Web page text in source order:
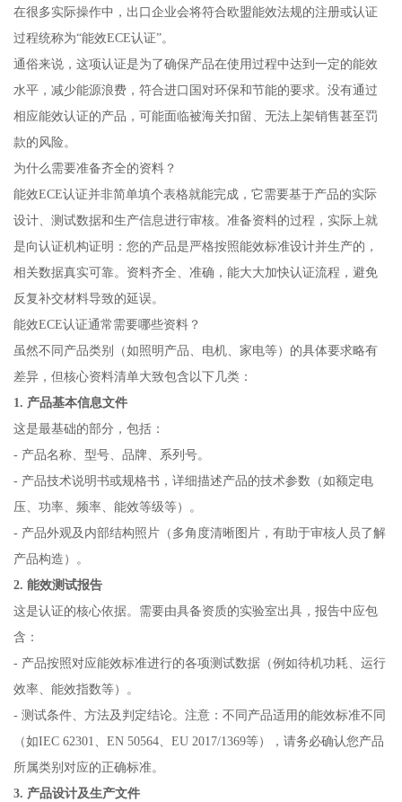
在很多实际操作中，出口企业会将符合欧盟能效法规的注册或认证
过程统称为“能效ECE认证”。
通俗来说，这项认证是为了确保产品在使用过程中达到一定的能效
水平，减少能源浪费，符合进口国对环保和节能的要求。没有通过
相应能效认证的产品，可能面临被海关扣留、无法上架销售甚至罚
款的风险。
为什么需要准备齐全的资料？
能效ECE认证并非简单填个表格就能完成，它需要基于产品的实际
设计、测试数据和生产信息进行审核。准备资料的过程，实际上就
是向认证机构证明：您的产品是严格按照能效标准设计并生产的，
相关数据真实可靠。资料齐全、准确，能大大加快认证流程，避免
反复补交材料导致的延误。
能效ECE认证通常需要哪些资料？
虽然不同产品类别（如照明产品、电机、家电等）的具体要求略有
差异，但核心资料清单大致包含以下几类：
1. 产品基本信息文件
这是最基础的部分，包括：
- 产品名称、型号、品牌、系列号。
- 产品技术说明书或规格书，详细描述产品的技术参数（如额定电
压、功率、频率、能效等级等）。
- 产品外观及内部结构照片（多角度清晰图片，有助于审核人员了解
产品构造）。
2. 能效测试报告
这是认证的核心依据。需要由具备资质的实验室出具，报告中应包
含：
- 产品按照对应能效标准进行的各项测试数据（例如待机功耗、运行
效率、能效指数等）。
- 测试条件、方法及判定结论。注意：不同产品适用的能效标准不同
（如IEC 62301、EN 50564、EU 2017/1369等），请务必确认您产品
所属类别对应的正确标准。
3. 产品设计及生产文件